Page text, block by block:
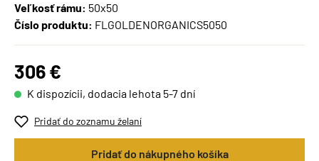
Veľkosť rámu: 50x50
Číslo produktu: FLGOLDENORGANICS5050
306 €
K dispozícii, dodacia lehota 5-7 dní
Pridať do zoznamu želaní
Pridať do nákupného košíka